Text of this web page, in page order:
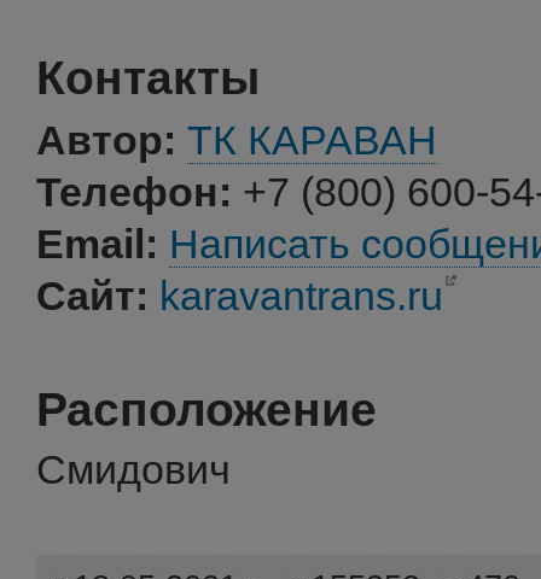
Контакты
Автор: ТК КАРАВАН
Телефон: +7 (800) 600-
Email: Написать
Сайт: karavantrans.ru
Расположение
Смидович